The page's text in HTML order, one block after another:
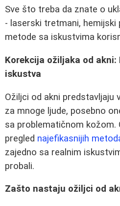
Sve što treba da znate o
- laserski tretmani, hemijski
metode sa iskustvima
Korekcija ožiljaka od
iskustva
Ožiljci od akni predstavljaju
za mnoge ljude, posebno
sa problematičnom kožom.
pregled najefikasnijih
zajedno sa realnim
probali.
Zašto nastaju ožiljci od